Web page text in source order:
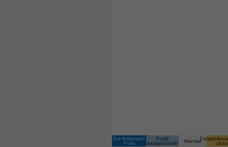
Extrêmement
froid
Froid
exceptionnel
Normal